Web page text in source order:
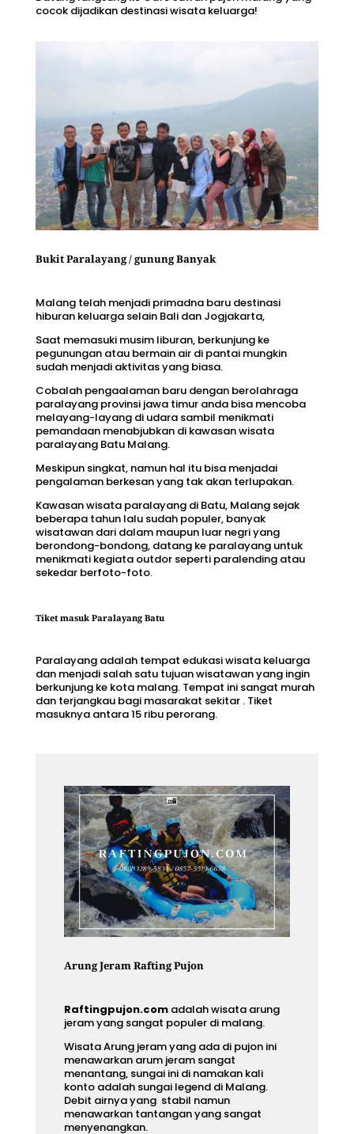
cocok dijadikan destinasi wisata keluarga!
Bukit Paralayang / gunung Banyak
Malang telah menjadi primadna baru destinasi
hiburan keluarga selain Bali dan Jogjakarta,
Saat memasuki musim liburan, berkunjung ke
pegunungan atau bermain air di pantai mungkin
sudah menjadi aktivitas yang biasa.
Cobalah pengaalaman baru dengan berolahraga
paralayang provinsi jawa timur anda bisa mencoba
melayang-layang di udara sambil menikmati
pemandaan menabjubkan di kawasanwisata
paralayang Batu Malang.
Meskipun singkat, namun hal itu bisa menjadai
pengalaman berkesan yang tak akan terlupakan.
Kawasan wisata paralayang di Batu, Malang sejak
beberapa tahun lalu sudah populer, banyak
wisatawan dari dalam maupun luar negri yang
berondong-bondong, datang ke paralayang untuk
menikmati kegiata outdor seperti paralending atau
sekedar berfoto-foto.
Tiket masuk Paralayang Batu
Paralayang adalah tempat edukasi wisata keluarga
dan menjadi salah satu tujuan wisatawan yang ingin
berkunjung ke kota malang. Tempat ini sangat murah
dan terjangkau bagi masarakat sekitar . Tiket
masuknya antara 15 ribu perorang.
Arung Jeram Rafting Pujon
Raftingpujon.comadalah wisata arung
jeram yang sangat populer di malang.
Wisata Arung jeramyang ada di pujon ini
menawarkan arum jeram sangat
menantang, sungai ini di namakan kali
konto adalah sungai legend di Malang.
Debit airnya yang stabil namun
menawarkan tantangan yang sangat
menyenangkan.